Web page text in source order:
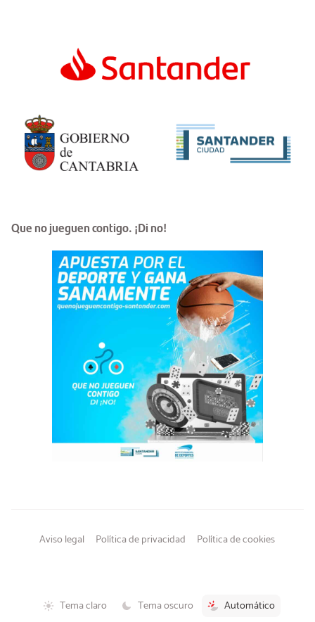
Que no jueguen contigo. ¡Di no!
Aviso legal Política de privacidad Política de cookies
Tema claro Tema oscuro Automático